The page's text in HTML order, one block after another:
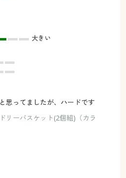
大きい
思ってましたが、ハードです
リーバスケット(2個組)（カラ